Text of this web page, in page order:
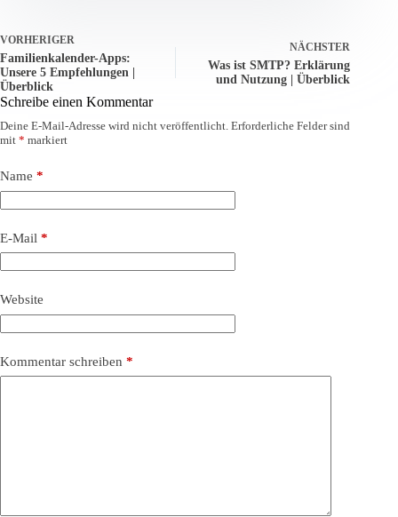
VORHERIGER
Familienkalender-Apps:
Unsere 5 Empfehlungen |
Überblick
NÄCHSTER
Was ist SMTP? Erklärung
und Nutzung | Überblick
Schreibe einen Kommentar
Deine E-Mail-Adresse wird nicht veröffentlicht. Erforderliche Felder sind
mit * markiert
Name *
E-Mail *
Website
Kommentar schreiben *